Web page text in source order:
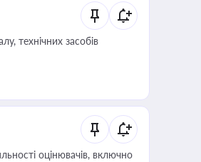
технічних засобів
оцінювачів, включно